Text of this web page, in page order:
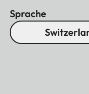
Sprache